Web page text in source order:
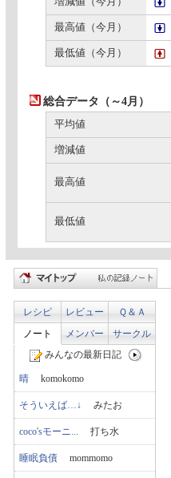
最高値（今月）
最低値（今月）
総合データ（～4月）
平均値
増減値
最高値
最低値
レシピ レビュー
Ｑ＆Ａ
ノート
メンバー
サークル
みんなの最新日記
晴 komokomo
そういえば…↓ みたお
coco'sモーニ... 打ち水
睡眠負債 mommomo